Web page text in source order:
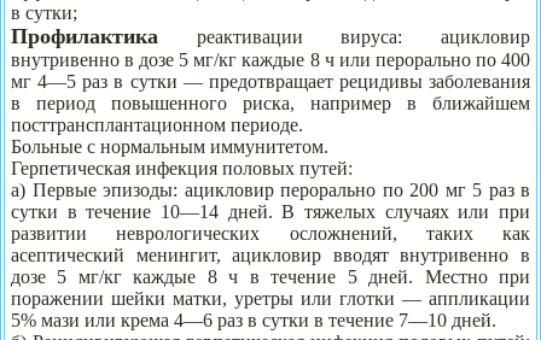
в сутки;
Профилактика реактивации вируса: ацикловир
внутривенно в дозе 5 мг/кг каждые 8 ч или перорально по 400
мг 4—5 раз в сутки — предотвращает рецидивы заболевания
в период повышенного риска, например в ближайшем
посттрансплантационном периоде.
Больные с нормальным иммунитетом.
Герпетическая инфекция половых путей:
а) Первые эпизоды: ацикловир перорально по 200 мг 5 раз в
сутки в течение 10—14 дней. В тяжелых случаях или при
развитии неврологических осложнений, таких как
асептический менингит, ацикловир вводят внутривенно в
дозе 5 мг/кг каждые 8 ч в течение 5 дней. Местно при
поражении шейки матки, уретры или глотки — аппликации
5% мази или крема 4—6 раз в сутки в течение 7—10 дней.